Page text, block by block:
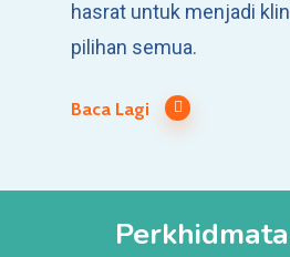
hasrat untuk menjadi
pilihan semua.
Baca Lagi